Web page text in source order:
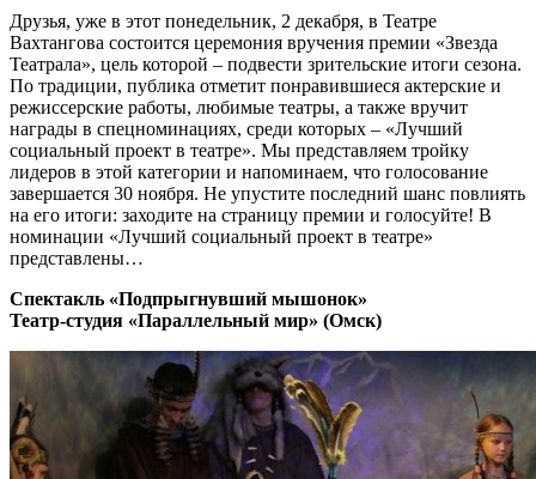
Друзья, уже в этот понедельник, 2 декабря, в Театре
Вахтангова состоится церемония вручения премии «Звезда
Театрала», цель которой – подвести зрительские итоги сезона.
По традиции, публика отметит понравившиеся актерские и
режиссерские работы, любимые театры, а также вручит
награды в спецноминациях, среди которых – «Лучший
социальный проект в театре». Мы представляем тройку
лидеров в этой категории и напоминаем, что голосование
завершается 30 ноября. Не упустите последний шанс повлиять
на его итоги: заходите на страницу премии и голосуйте! В
номинации «Лучший социальный проект в театре»
представлены…
Спектакль «Подпрыгнувший мышонок»
Театр-студия «Параллельный мир» (Омск)